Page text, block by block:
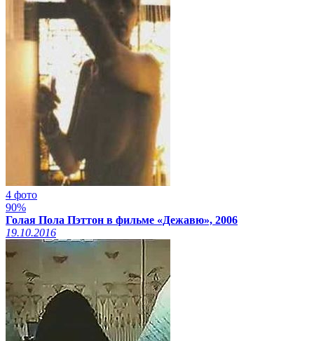
4 фото
90%
Голая Пола Пэттон в фильме «Дежавю», 2006
19.10.2016